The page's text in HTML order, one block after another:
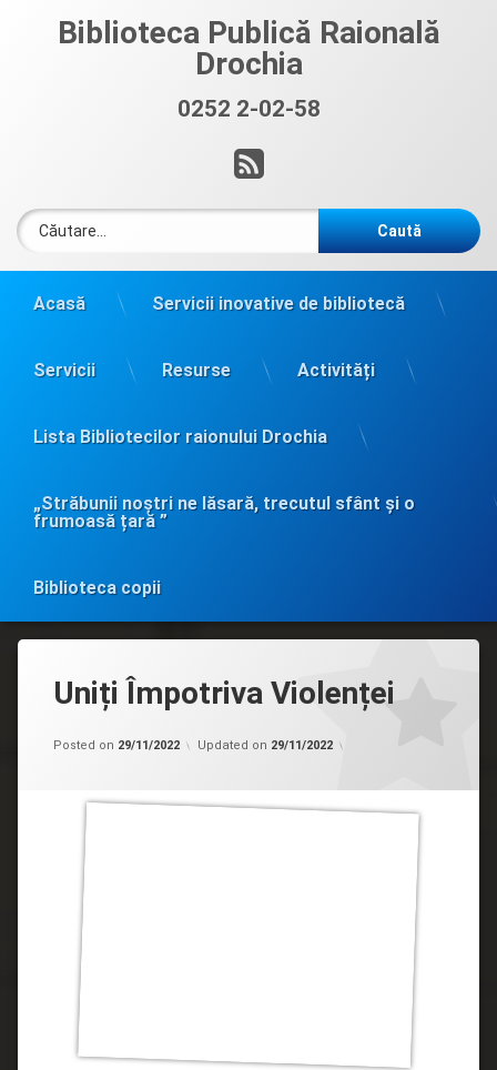
Biblioteca Publică Raională
Drochia
0252 2-02-58
RSS
Caută după:
Acasă Servicii inovative de bibliotecă
Servicii Resurse Activități
Lista Bibliotecilor raionului Drochia
„Străbunii noștri ne lăsară, trecutul sfânt și o
frumoasă țară ”
Biblioteca copii
Uniți Împotriva Violenței
Posted on 29/11/2022 Updated on 29/11/2022